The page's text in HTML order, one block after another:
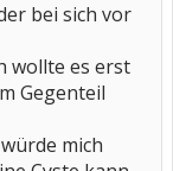
bei sich vor
wollte es erst
Gegenteil
mich